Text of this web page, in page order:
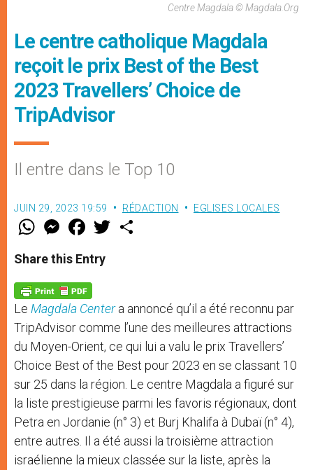
Centre Magdala © Magdala.org
Le centre catholique Magdala
reçoit le prix Best of the Best
2023 Travellers’ Choice de
TripAdvisor
Il entre dans le Top 10
JUIN 29, 2023 19:59 RÉDACTION EGLISES LOCALES
W
t
s
p
p
M
e
s
e
g
e
r
F
a
e
b
o
k
w
Share this Entry
Le Magdala Centera annoncé qu’il a été reconnu par
TripAdvisor comme l’une des meilleures attractions
du Moyen-Orient, ce qui lui a valu le prix Travellers’
Choice Best of the Best pour 2023 en se classant 10
sur 25 dans la région. Le centre Magdala a figuré sur
la liste prestigieuse parmi les favoris régionaux, dont
Petra en Jordanie (n° 3) et Burj Khalifa à Dubaï (n° 4),
entre autres. Il a été aussi la troisième attraction
israélienne la mieux classée sur la liste, après la